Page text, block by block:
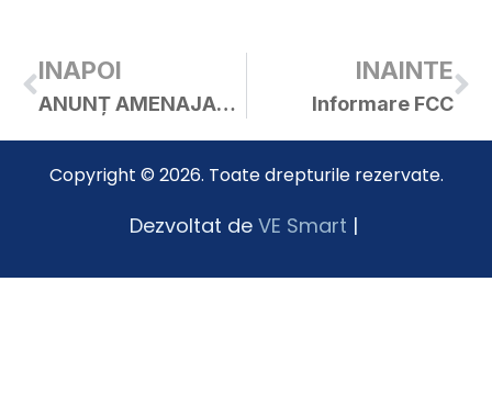
INAPOI
ANUNȚ AMENAJARE PARCARI PE STRADA IOAN METIANU
INAINTE
Informare FCC
Copyright © 2026. Toate drepturile rezervate.
Dezvoltat de VE Smart |